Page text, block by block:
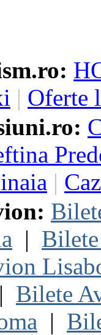
| Oferte
|
|
| Bilete
|